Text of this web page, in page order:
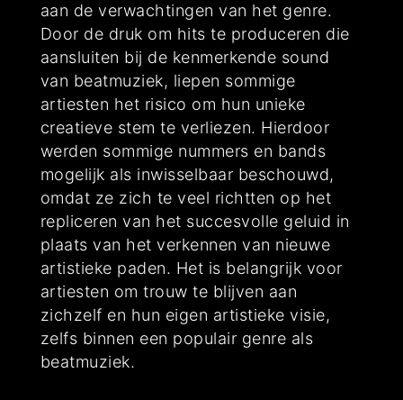
aan de verwachtingen van het genre.
Door de druk om hits te produceren die
aansluiten bij de kenmerkende sound
van beatmuziek, liepen sommige
artiesten het risico om hun unieke
creatieve stem te verliezen. Hierdoor
werden sommige nummers en bands
mogelijk als inwisselbaar beschouwd,
omdat ze zich te veel richtten op het
repliceren van het succesvolle geluid in
plaats van het verkennen van nieuwe
artistieke paden. Het is belangrijk voor
artiesten om trouw te blijven aan
zichzelf en hun eigen artistieke visie,
zelfs binnen een populair genre als
beatmuziek.